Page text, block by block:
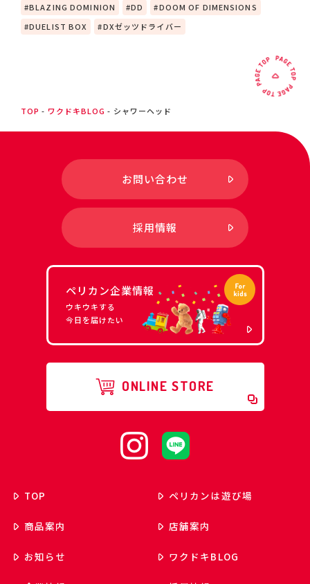
BLAZING DOMINION
DD
DOOM OF DIMENSIONS
DUELIST BOX
DXゼッツドライバー
TOP ワクドキBLOG シャワーヘッド
お問い合わせ
採用情報
ペリカン企業情報
ウキウキする
今日を届けたい
ONLINE STORE
TOP ペリカンは遊び場
商品案内 店舗案内
お知らせ ワクドキBLOG